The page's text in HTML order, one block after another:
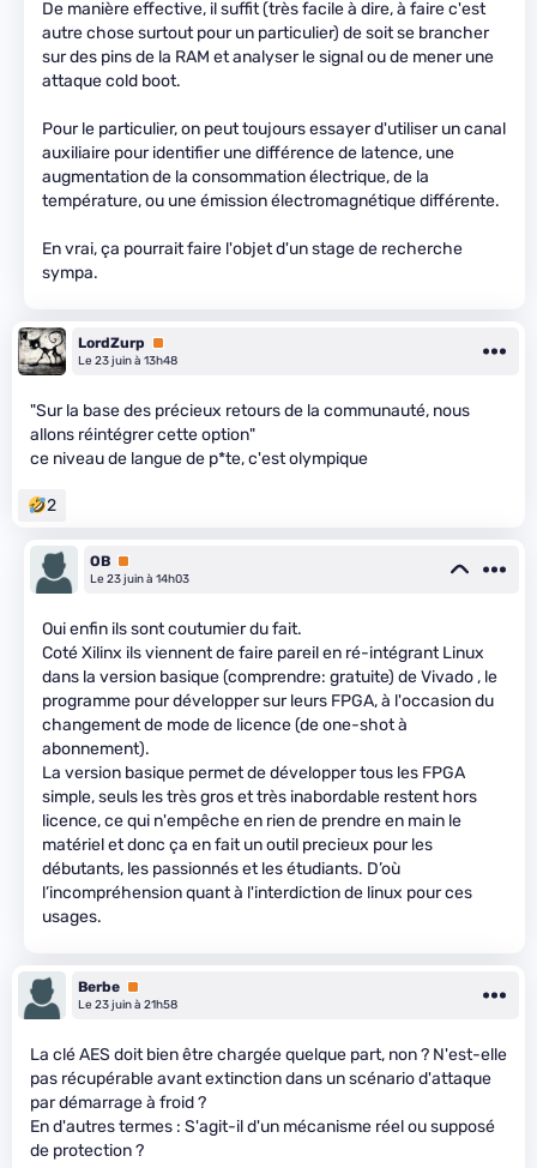
De manière effective, il suffit (très facile à dire, à faire c'est
autre chose surtout pour un particulier) de soit se brancher
sur des pins de la RAM et analyser le signal ou de mener une
attaque cold boot.
Pour le particulier, on peut toujours essayer d'utiliser un canal
auxiliaire pour identifier une différence de latence, une
augmentation de la consommation électrique, de la
température, ou une émission électromagnétique différente.
En vrai, ça pourrait faire l'objet d'un stage de recherche
sympa.
LordZurp
Premium
Le 23 juin à 13h48
"Sur la base des précieux retours de la communauté, nous
allons réintégrer cette option"
ce niveau de langue de p*te, c'est olympique
2
OB Premium
Le 23 juin à 14h03
Oui enfin ils sont coutumier du fait.
Coté Xilinx ils viennent de faire pareil en ré-intégrant Linux
dans la version basique (comprendre: gratuite) de Vivado , le
programme pour développer sur leurs FPGA, à l'occasion du
changement de mode de licence (de one-shot à
abonnement).
La version basique permet de développer tous les FPGA
simple, seuls les très gros et très inabordable restent hors
licence, ce qui n'empêche en rien de prendre en main le
matériel et donc ça en fait un outil precieux pour les
débutants, les passionnés et les étudiants. D’où
l’incompréhension quant à l'interdiction de linux pour ces
usages.
Berbe Premium
Le 23 juin à 21h58
La clé AES doit bien être chargée quelque part, non ? N'est-elle
pas récupérable avant extinction dans un scénario d'attaque
par démarrage à froid ?
En d'autres termes : S'agit-il d'un mécanisme réel ou supposé
de protection ?